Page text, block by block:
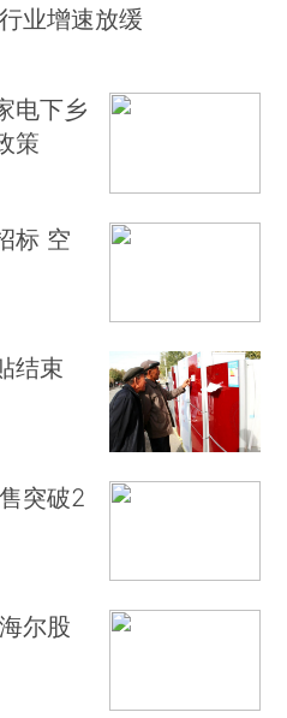
业增速放缓
电下乡
策
标 空
结束
突破2
尔股